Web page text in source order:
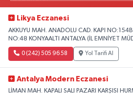
Likya Eczanesi
AKKUYU MAH. ANADOLU CAD. KAPI
NO:48 KONYAALTI ANTALYA (İL EMNİYET
0 (242) 505 96 58 Yol Tarifi Al
Antalya Modern Eczanesi
LİMAN MAH. KAPALI SALI PAZARI KARŞISI